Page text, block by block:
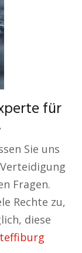
für
Sie uns
Fragen.
Rechte zu,
diese